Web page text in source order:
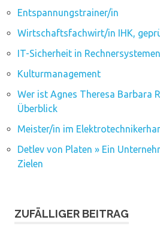
Entspannungstrainer/in
Wirtschaftsfachwirt/in IHK,
IT-Sicherheit in
Kulturmanagement
Wer ist Agnes Theresa Barbara
Überblick
Meister/in im
Detlev von Platen » Ein
Zielen
ZUFÄLLIGER BEITRAG